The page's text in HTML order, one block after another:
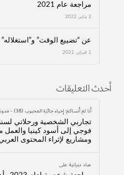
مراجعة عام 2021
2 يناير، 2022
عن “تضييع الوقت”
1 فبراير، 2021
أحدث التعليقات
أنا لم أنساكم: إحياء جائزة المحبوب (38) - مدونة م.طارق الموصللي
فوجي إلى أسود كينيا والعمل
ومشاريع لإثراء المحتوى
عباد ديرانيةعلى